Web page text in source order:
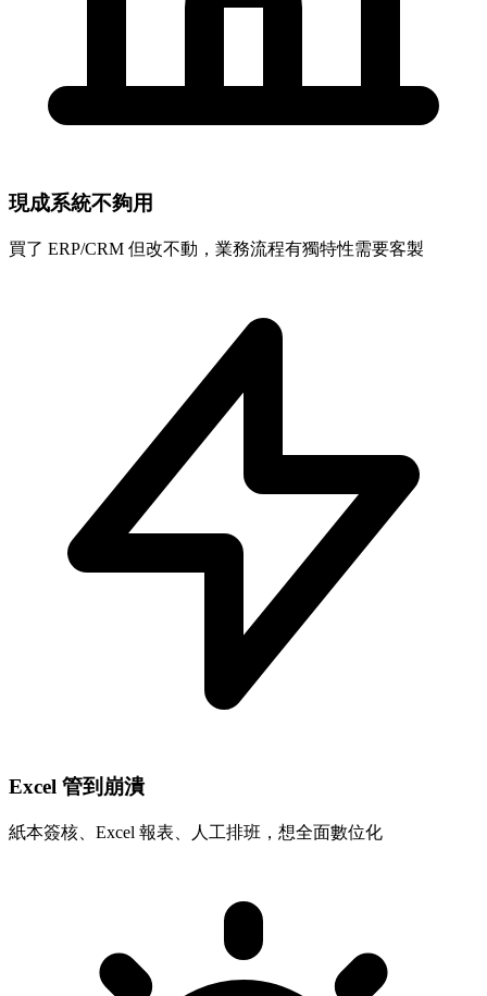
現成系統不夠用
買了 ERP/CRM 但改不動，業務流程有獨特性需要客製
Excel 管到崩潰
紙本簽核、Excel 報表、人工排班，想全面數位化